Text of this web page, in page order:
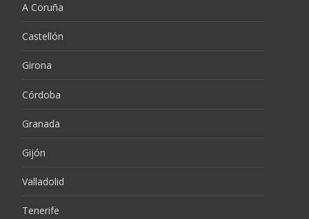
A Coruña
Castellón
Girona
Córdoba
Granada
Gijón
Valladolid
Tenerife